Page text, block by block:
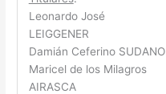
Leonardo José
LEIGGENER
Damián Ceferino SUDANO
Maricel de los Milagros
AIRASCA